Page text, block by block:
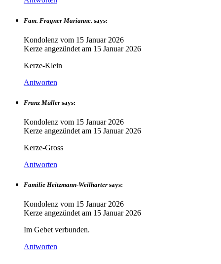
Fam. Fragner Marianne. says:
Kondolenz vom 15 Januar 2026
Kerze angezündet am 15 Januar 2026
Kerze-Klein
Antworten
Franz Müller says:
Kondolenz vom 15 Januar 2026
Kerze angezündet am 15 Januar 2026
Kerze-Gross
Antworten
Familie Heitzmann-Weilharter says:
Kondolenz vom 15 Januar 2026
Kerze angezündet am 15 Januar 2026
Im Gebet verbunden.
Antworten